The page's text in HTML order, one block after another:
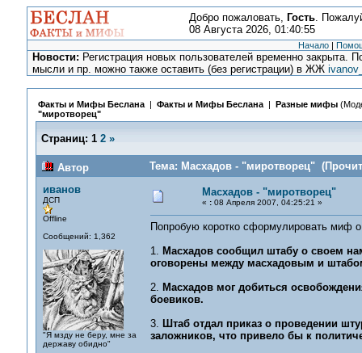
Добро пожаловать, Гость.
08 Августа 2026, 01:40:55
Начало |
Новости: Регистрация новых пользователей временно закрыта.
мысли и пр. можно также оставить (без регистрации) в ЖЖ
Факты и Мифы Беслана| Факты и Мифы Беслана| Разные мифы
"миротворец"
Страниц: 1 2 »
Автор
Тема: Масхадов - "миротворец"
иванов
ДСП
Offline
Сообщений: 1,362
"Я мзду не беру, мне за
державу обидно"
Масхадов - "миротворец"
« :08 Апреля 2007, 04:25:21 »
Попробую коротко сформулировать миф
1. Масхадов сообщил штабу о своем
оговорены между масхадовым и
2. Масхадов мог добиться
боевиков.
3. Штаб отдал приказ о проведении
заложников, что привело бы к